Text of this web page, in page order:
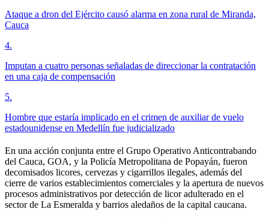
Ataque a dron del Ejército causó alarma en zona rural de Miranda,
Cauca
4.
Imputan a cuatro personas señaladas de direccionar la contratación
en una caja de compensación
5.
Hombre que estaría implicado en el crimen de auxiliar de vuelo
estadounidense en Medellín fue judicializado
En una acción conjunta entre el Grupo Operativo Anticontrabando
del Cauca, GOA, y la Policía Metropolitana de Popayán, fueron
decomisados licores, cervezas y cigarrillos ilegales, además del
cierre de varios establecimientos comerciales y la apertura de nuevos
procesos administrativos por detección de licor adulterado en el
sector de La Esmeralda y barrios aledaños de la capital caucana.